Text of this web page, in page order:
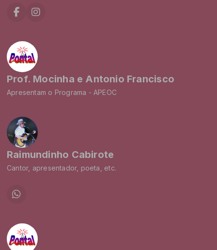
Prof. Mocinha e Antonio Francisco
Apresentam o Programa - APEOC
Raimundinho Cabirote
Cantor, apresentador, poeta, etc.